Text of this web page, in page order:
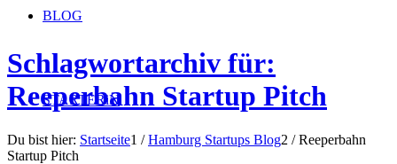
BLOG
STARTERiN
Schlagwortarchiv für:
Reeperbahn Startup Pitch
Du bist hier: Startseite1 / Hamburg Startups Blog2 / Reeperbahn
Startup Pitch